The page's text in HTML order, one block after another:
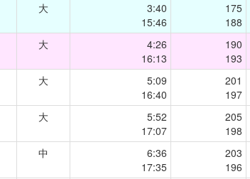
大
3:40
15:46
175
188
大
4:26
16:13
190
193
大
5:09
16:40
201
197
大
5:52
17:07
205
198
中
6:36
17:35
203
196